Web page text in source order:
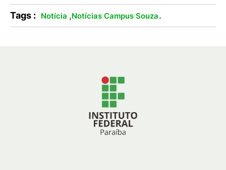
Tags : Notícia ,Notícias Campus Souza.